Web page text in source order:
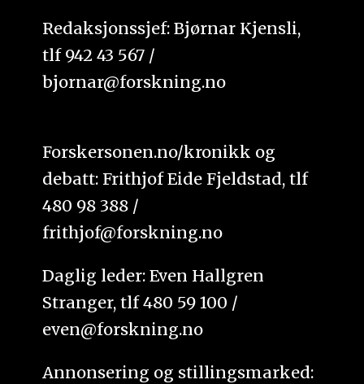
Redaksjonssjef: Bjørnar Kjensli,
tlf 942 43 567 /
bjornar@forskning.no
Forskersonen.no/kronikk og
debatt: Frithjof Eide Fjeldstad, tlf
480 98 388 /
frithjof@forskning.no
Daglig leder: Even Hallgren
Stranger, tlf 480 59 100 /
even@forskning.no
Annonsering og stillingsmarked: